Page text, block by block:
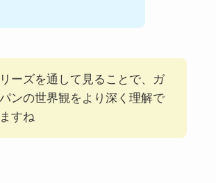
ーズを通して見ることで、ガ
ンの世界観をより深く理解で
すね